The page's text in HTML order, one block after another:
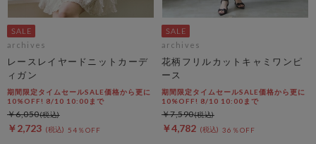
archives
レースレイヤードニットカーデ
ィガン
期間限定タイムセールSALE価格から更に
10%OFF! 8/10 10:00まで
￥2,723 54％OFF
￥6,050
archives
花柄フリルカットキャミワンピ
ース
期間限定タイムセールSALE価格から更に
10%OFF! 8/10 10:00まで
￥4,782 36％OFF
￥7,590